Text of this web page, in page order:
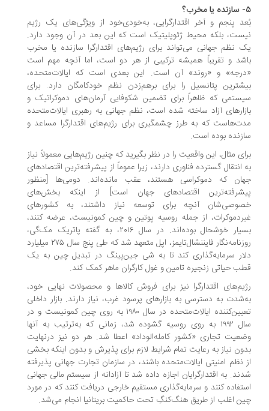
۵- سازنده یا مخرب؟
بُعد پنجم و آخر اقتدارگرایی، به‌خودی‌خود از ویژگی‌های یک رژیم
نیست، بلکه محیط ژئوپلیتیک است که این بعد در آن وجود دارد.
یک نظم جهانی می‌تواند برای رژیم‌های اقتدارگرا سازنده یا مخرب
باشد و تقریباً همیشه ترکیبی از هر دو است، اما آنچه مهم است
«درجه» و «روند» آن است. این بعدی است که ایالات‌متحده،
بیشترین پتانسیل را برای برهم‌زدن نظم خودکامگان دارد. برای
سیستمی که ظاهراً برای تضمین شکوفایی آرمان‌های دموکراتیک و
بازارهای آزاد ساخته شده است، نظم جهانی به رهبری ایالات‌متحده
مدت‌هاست که به طرز چشمگیری برای رژیم‌های اقتدارگرا مساعد و
سازنده بوده است.
برای مثال، این واقعیت را در نظر بگیرید که چنین رژیم‌هایی معمولاً نیاز
به انتقال گسترده فناوری دارند، زیرا عموماً از پیشرفته‌ترین اقتصادهای
جهان که دموکراسی هستند، عقب مانده‌اند. دومی‌ها [منظور
پیشرفته‌ترین اقتصادهای جهان است] از اینکه بخش‌های
خصوصی‌شان آنچه برای توسعه نیاز داشتند، به کشورهای
غیردموکرات، از جمله روسیه پوتین و چین کمونیست، عرضه کنند،
بسیار خوشحال بوده‌اند. در سال ۲۰۱۶، به گفته پاتریک مک‌گی،
روزنامه‌نگار فایننشال‌تایمز، اپل متعهد شد که طی پنج سال ۲۷۵ میلیارد
دلار سرمایه‌گذاری کند تا به شی جین‌پینگ در تبدیل چین به یک
قطب حیاتی زنجیره تامین و غول کارگران ماهر کمک کند.
رژیم‌های اقتدارگرا نیز برای فروش کالاها و محصولات نهایی خود،
به‌شدت به دسترسی به بازارهای پرسود غرب، نیاز دارند. بازار داخلی
تعیین‌کننده ایالات‌متحده در سال ۱۹۸۰ به روی چین کمونیست و در
سال ۱۹۹۲ به روی روسیه گشوده شد، زمانی که به‌ترتیب به آنها
وضعیت تجاری «کشور کامله‌الوداد» اعطا شد. هر دو نیز درنهایت
بدون نیاز به رعایت تمام شرایط لازم برای پذیرش و بدون اینکه بخشی
از نظم امنیتی ایالات‌متحده باشند، در سازمان تجارت جهانی پذیرفته
شدند. به اقتدارگرایان اجازه داده شد تا آزادانه از سیستم مالی جهانی
استفاده کنند و سرمایه‌گذاری مستقیم خارجی دریافت کنند که در مورد
چین اغلب از طریق هنگ‌کنگِ تحت حاکمیت بریتانیا انجام می‌شد.